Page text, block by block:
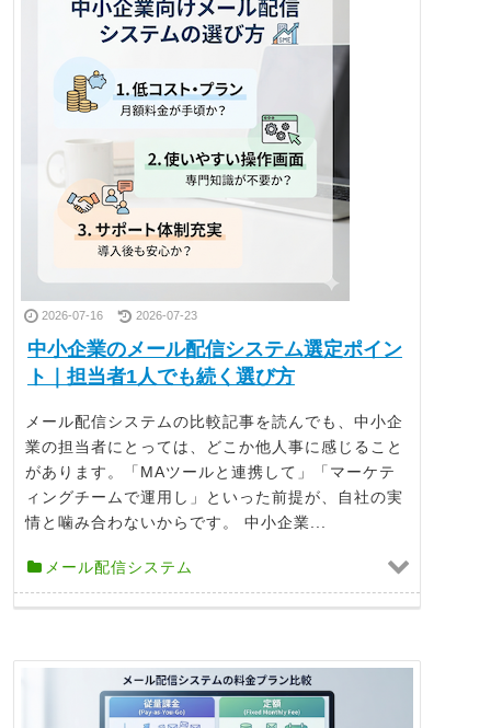
2026-07-16 2026-07-23
中小企業のメール配信システム選定ポイン
ト｜担当者1人でも続く選び方
メール配信システムの比較記事を読んでも、中小企
業の担当者にとっては、どこか他人事に感じること
があります。「MAツールと連携して」「マーケテ
ィングチームで運用し」といった前提が、自社の実
情と噛み合わないからです。 中小企業...
メール配信システム